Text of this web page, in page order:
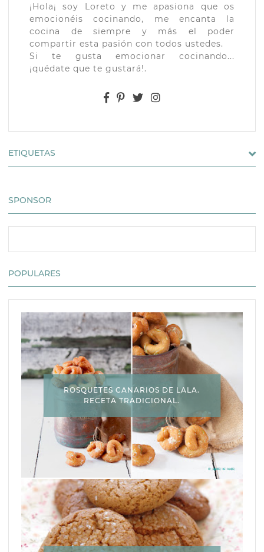
¡Hola¡ soy Loreto y me apasiona que os
emocionéis cocinando, me encanta la
cocina de siempre y más el poder
compartir esta pasión con todos ustedes.
Si te gusta emocionar cocinando...
¡quédate que te gustará!.
ETIQUETAS
SPONSOR
POPULARES
ROSQUETES CANARIOS DE LALA.
RECETA TRADICIONAL.